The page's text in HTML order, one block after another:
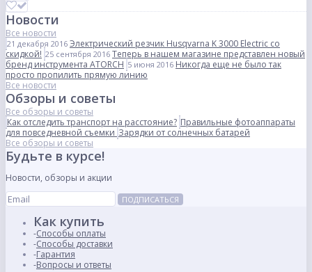
Новости
Все новости
21 декабря 2016 Электрический резчик Husqvarna K 3000 Electric со
скидкой! 25 сентября 2016 Теперь в нашем магазине представлен новый
бренд инструмента ATORCH 5 июня 2016 Никогда еще не было так
просто пропилить прямую линию
Все новости
Обзоры и советы
Все обзоры и советы
Как отследить транспорт на расстояние? Правильные фотоаппараты
для повседневной съемки Зарядки от солнечных батарей
Все обзоры и советы
Будьте в курсе!
Новости, обзоры и акции
ПОДПИСАТЬСЯ
Как купить
Способы оплаты
Способы доставки
Гарантия
Вопросы и ответы